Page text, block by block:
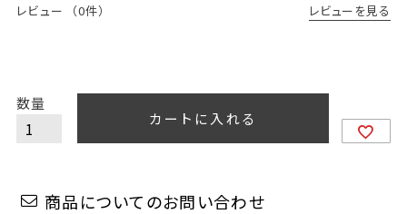
レビュー （0件） レビューを見る
カートに入れる
商品についてのお問い合わせ